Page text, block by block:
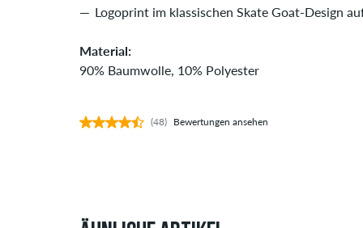
Logoprint im klassischen Skate Goat-Design
Material:
90% Baumwolle, 10% Polyester
(48) Bewertungen ansehen